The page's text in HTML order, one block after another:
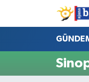
İzmir Nöbetçi
İzmir Hava